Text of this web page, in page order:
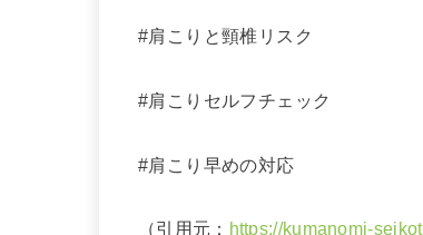
#肩こりと頸椎リスク
#肩こりセルフチェック
#肩こり早めの対応
（引用元： https://kumanomi-